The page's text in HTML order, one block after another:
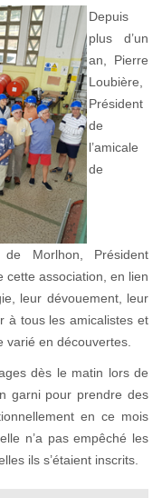
Depuis
plus d’un
an, Pierre
Loubière,
Président
de
l’amicale
de
Morlhon, Président
cette association, en lien
leur dévouement, leur
à tous les amicalistes et
varié en découvertes.
dès le matin lors de
garni pour prendre des
en ce mois
n’a pas empêché les
ils s’étaient inscrits.